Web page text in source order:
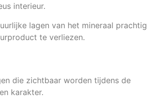
interieur.
lagen van het mineraal prachtig
te verliezen.
die zichtbaar worden tijdens de
karakter.